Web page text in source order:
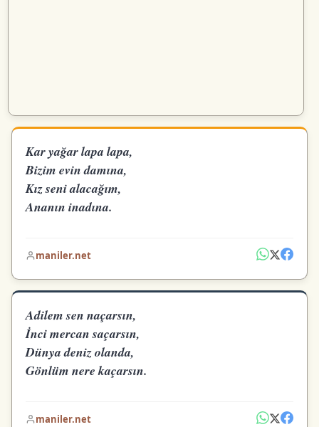
Kar yağar lapa lapa,
Bizim evin damına,
Kız seni alacağım,
Ananın inadına.
maniler.net
Adilem sen naçarsın,
İnci mercan saçarsın,
Dünya deniz olanda,
Gönlüm nere kaçarsın.
maniler.net